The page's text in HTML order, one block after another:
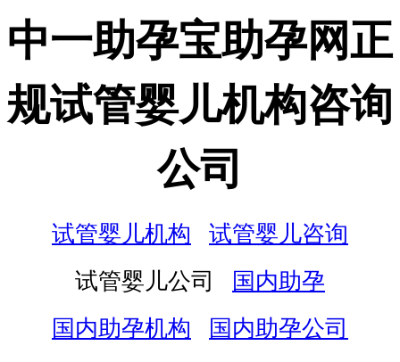
中一助孕宝助孕网正
规试管婴儿机构咨询
公司
试管婴儿机构
试管婴儿咨询
试管婴儿公司
国内助孕
国内助孕机构
国内助孕公司